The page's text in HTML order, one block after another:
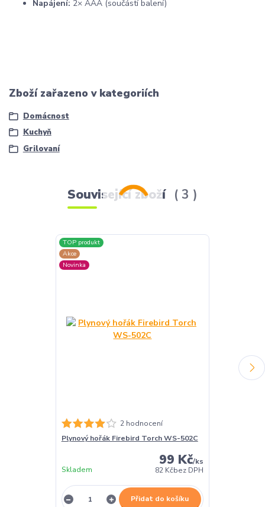
Napájení: 2× AAA (součástí balení)
Zboží zařazeno v kategoriích
Domácnost
Kuchyň
Grilovaní
Související zboží 3
TOP produkt
Akce
Novinka
2 hodnocení
Plynový hořák Firebird Torch WS-502C
99 Kč/ks
82 Kčbez DPH
Skladem
Přidat do košíku